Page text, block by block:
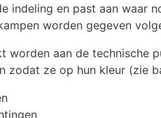
indeling en past aan
worden gegeven
worden aan de technische
zodat ze op hun kleur (zie